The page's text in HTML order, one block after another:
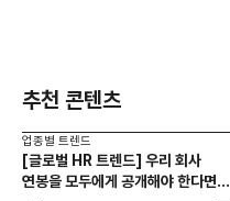
추천 콘텐츠
업종별 트렌드
[글로벌 HR 트렌드] 우리 회사
연봉을 모두에게 공개해야 한다면? |